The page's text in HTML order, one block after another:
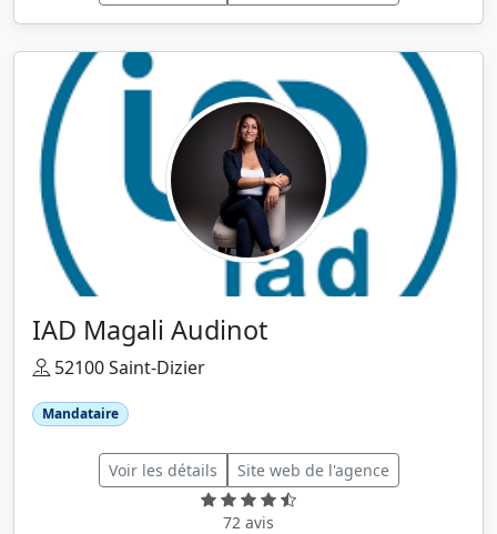
IAD Magali Audinot
52100 Saint-Dizier
Mandataire
Voir les détails Site web de l'agence
72 avis